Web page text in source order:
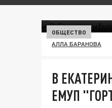
ОБЩЕСТВО
АЛЛА БАРАНОВА
В
ЕМУП